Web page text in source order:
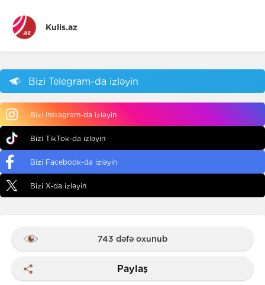
Kulis.az
Bizi Telegram-da izləyin
Bizi Instagram-da izləyin
Bizi TikTok-da izləyin
Bizi Facebook-da izləyin
Bizi X-da izləyin
743 dəfə oxunub
Paylaş